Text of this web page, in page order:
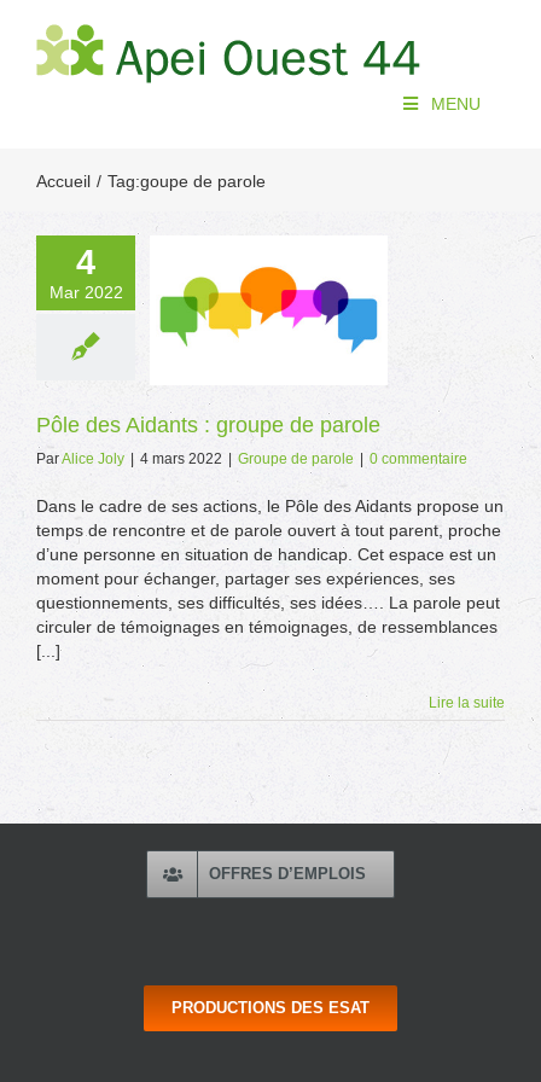
contenu
MENU
Accueil Tag:goupe de parole
4
Mar 2022
de parole
Pôle des Aidants : groupe de parole
ParAlice Joly 4 mars 2022 Groupe de parole 0 commentaire
Dans le cadre de ses actions, le Pôle des Aidants propose un
temps de rencontre et de parole ouvert à tout parent, proche
d’une personne en situation de handicap. Cet espace est un
moment pour échanger, partager ses expériences, ses
questionnements, ses difficultés, ses idées…. La parole peut
circuler de témoignages en témoignages, de ressemblances
[...]
Lire la suite
OFFRES D’EMPLOIS
PRODUCTIONS DES ESAT